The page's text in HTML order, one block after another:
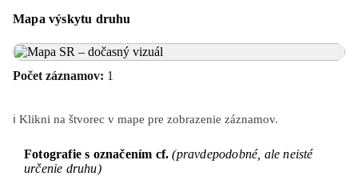
Mapa výskytu druhu
Počet záznamov: 1
ℹ️ Klikni na štvorec v mape pre zobrazenie záznamov.
Fotografie s označením cf.(pravdepodobné, ale neisté
určenie druhu)